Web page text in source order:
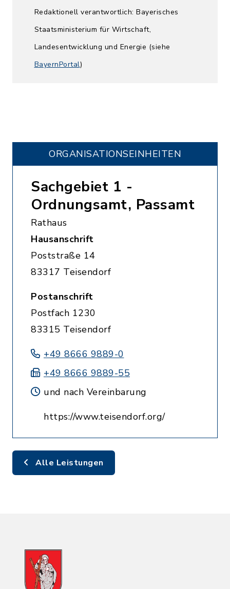
Redaktionell verantwortlich: Bayerisches
Staatsministerium für Wirtschaft,
Landesentwicklung und Energie (siehe
BayernPortal)
ORGANISATIONS­EINHEITEN
Sachgebiet 1 -
Ordnungsamt, Passamt
Rathaus
Hausanschrift
Poststraße 14
83317 Teisendorf
Postanschrift
Postfach 1230
83315 Teisendorf
+49 8666 9889-0
+49 8666 9889-55
und nach Vereinbarung
https://www.teisendorf.org/
Alle Leistungen